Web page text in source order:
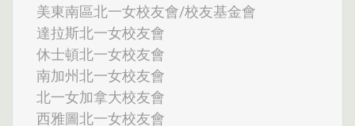
美東南區北一女校友會/校友基金會
達拉斯北一女校友會
休士頓北一女校友會
南加州北一女校友會
北一女加拿大校友會
西雅圖北一女校友會